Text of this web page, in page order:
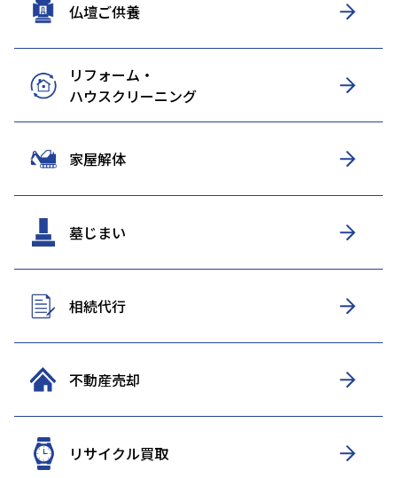
仏壇ご供養
リフォーム・
ハウスクリーニング
家屋解体
墓じまい
相続代行
不動産売却
リサイクル買取